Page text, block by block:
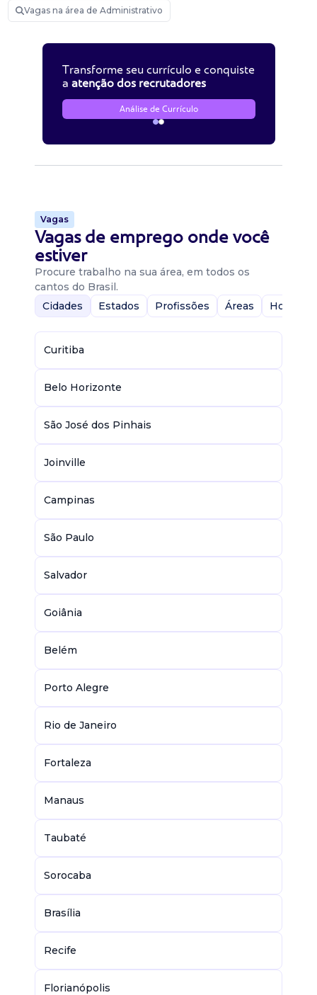
Vagas na área de Administrativo
Transforme seu currículo e conquiste
a atenção dos recrutadores
Análise de Currículo
Vagas
Vagas de emprego onde você
estiver
Procure trabalho na sua área, em todos os
cantos do Brasil.
Cidades
Estados Profissões Áreas Home-
Curitiba
Belo Horizonte
São José dos Pinhais
Joinville
Campinas
São Paulo
Salvador
Goiânia
Belém
Porto Alegre
Rio de Janeiro
Fortaleza
Manaus
Taubaté
Sorocaba
Brasília
Recife
Florianópolis